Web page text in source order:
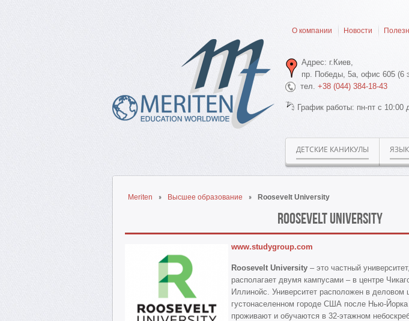
О компании Новости
Адрес: г.Киев,
пр. Победы, 5а, офис 605 (6
тел. +38 (044) 384-18-43
График работы: пн-пт с 10:00
ДЕТСКИЕ КАНИКУЛЫ
Meriten Высшее образование Roosevelt University
Roosevelt University
www.studygroup.com
Roosevelt University – это частный
располагает двумя кампусами – в центре
Иллинойс. Университет расположен в деловом
густонаселенном городе США после Нью-
проживают и обучаются в 32-этажном